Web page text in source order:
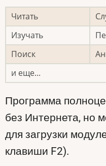
Читать
Изучать
Поиск
и еще...
Программа
без Интернета, но
для загрузки
клавиши F2).